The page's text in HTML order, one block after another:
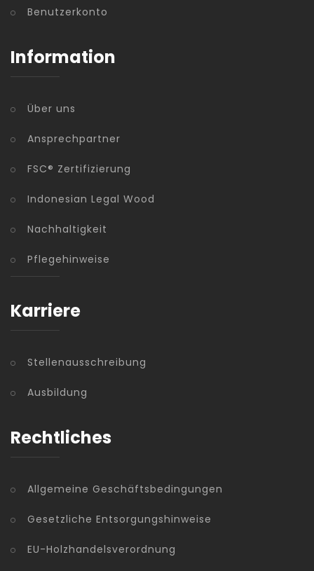
Benutzerkonto
Information
Über uns
Ansprechpartner
FSC® Zertifizierung
Indonesian Legal Wood
Nachhaltigkeit
Pflegehinweise
Karriere
Stellenausschreibung
Ausbildung
Rechtliches
Allgemeine Geschäftsbedingungen
Gesetzliche Entsorgungshinweise
EU-Holzhandelsverordnung